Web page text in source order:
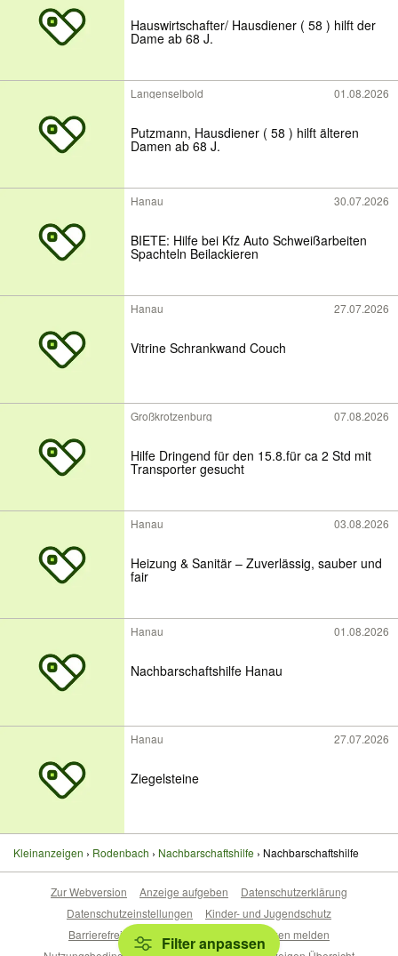
Hauswirtschafter/ Hausdiener ( 58 ) hilft der
Dame ab 68 J.
Langenselbold 01.08.2026
Putzmann, Hausdiener ( 58 ) hilft älteren
Damen ab 68 J.
Hanau 30.07.2026
BIETE: Hilfe bei Kfz Auto Schweißarbeiten
Spachteln Beilackieren
Hanau 27.07.2026
Vitrine Schrankwand Couch
Großkrotzenburg 07.08.2026
Hilfe Dringend für den 15.8.für ca 2 Std mit
Transporter gesucht
Hanau 03.08.2026
Heizung & Sanitär – Zuverlässig, sauber und
fair
Hanau 01.08.2026
Nachbarschaftshilfe Hanau
Hanau 27.07.2026
Ziegelsteine
Kleinanzeigen Rodenbach Nachbarschaftshilfe Nachbarschaftshilfe
Filter anpassen
Zur Webversion Anzeige aufgeben
Datenschutzerklärung
Datenschutzeinstellungen
Kinder- und Jugendschutz
Barrierefreiheitserklärung
Sicherheitslücken melden